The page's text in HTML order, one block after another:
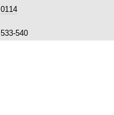
0114
533-540